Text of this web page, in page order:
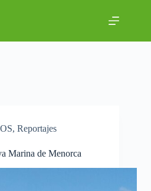
, Reportajes
Marina de Menorca